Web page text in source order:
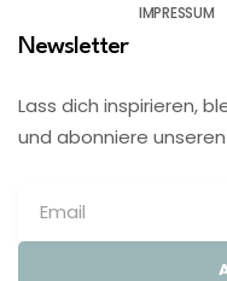
IMPRESSUM
Newsletter
Lass dich inspirieren,
und abonniere